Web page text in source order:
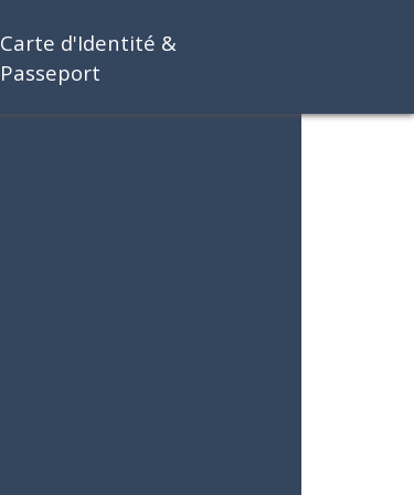
Carte d'Identité &
Passeport